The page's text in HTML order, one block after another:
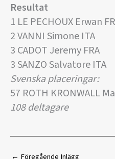
Resultat
1 LE PECHOUX Erwan
2 VANNI Simone ITA
3 CADOT Jeremy FRA
3 SANZO Salvatore ITA
Svenska placeringar:
57 ROTH KRONWALL
108 deltagare
← Föregående Inlägg